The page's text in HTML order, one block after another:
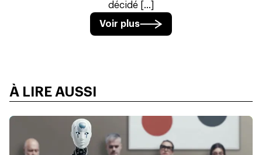
décidé [...]
Voir plus
À LIRE AUSSI